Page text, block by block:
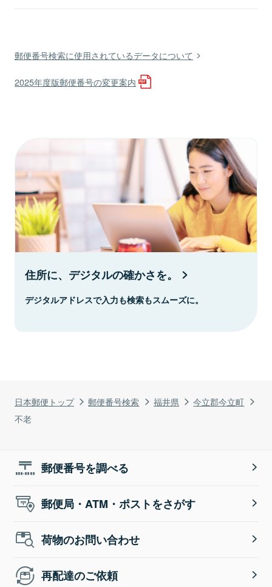
日本郵便トップ 郵便番号検索 福井県
今立郡今立町
不老
郵便番号検索に使用されているデータについて
2025年度版郵便番号の変更案内
住所に、デジタルの確かさを。
デジタルアドレスで入力も検索もスムーズに。
郵便番号を調べる
郵便局・ATM・ポストをさがす
荷物のお問い合わせ
再配達のご依頼